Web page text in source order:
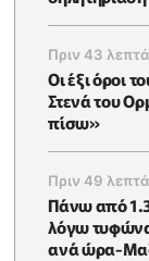
Πριν 43 λεπτά
Οι έξι όροι
Στενά του
πίσω»
Πριν 49 λεπτά
Πάνω από
λόγω τυφώνα
ανά ώρα-